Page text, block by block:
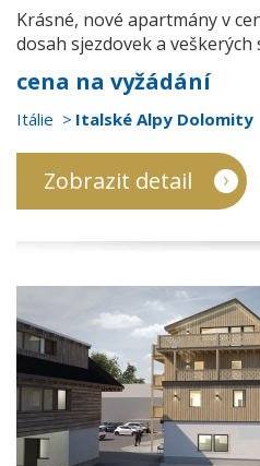
Krásné, nové apartmány v
dosah sjezdovek a
cena na vyžádání
Itálie Italské Alpy Dolomity
Zobrazit detail